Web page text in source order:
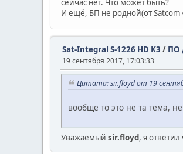
сейчас нет. Что может быть?
И ещё, БП не родной(от
Sat-Integral S-1226 HD K3 / ПО
19 сентября 2017, 17:03:33
Цитата: sir.floyd от 19
вообще то это не та тема,
Уважаемый sir.floyd, я